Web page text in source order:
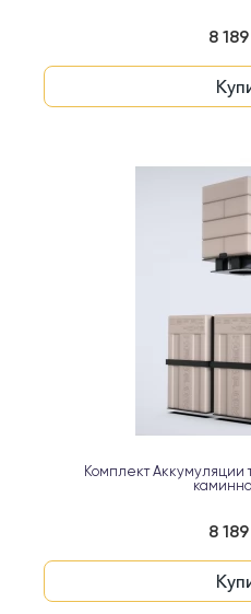
8
Комплект Аккумуляции
8